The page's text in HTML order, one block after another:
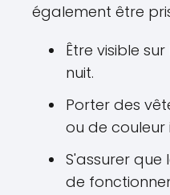
également être
Être visible
nuit.
Porter des
ou de couleur
S'assurer que
de